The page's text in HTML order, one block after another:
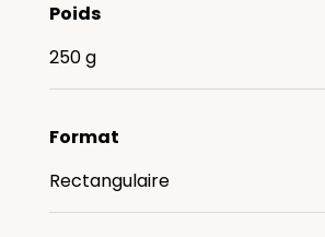
Poids
250 g
Format
Rectangulaire